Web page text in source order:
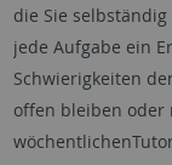
die Sie
jede Aufgabe ein
Schwierigkeiten
offen bleiben oder